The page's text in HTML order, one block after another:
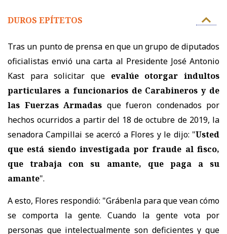
DUROS EPÍTETOS
Tras un punto de prensa en que un grupo de diputados
oficialistas envió una carta al Presidente José Antonio
Kast para solicitar que evalúe otorgar indultos
particulares a funcionarios de Carabineros y de
las Fuerzas Armadas que fueron condenados por
hechos ocurridos a partir del 18 de octubre de 2019, la
senadora Campillai se acercó a Flores y le dijo: "Usted
que está siendo investigada por fraude al fisco,
que trabaja con su amante, que paga a su
amante".
A esto, Flores respondió: "Grábenla para que vean cómo
se comporta la gente. Cuando la gente vota por
personas que intelectualmente son deficientes y que